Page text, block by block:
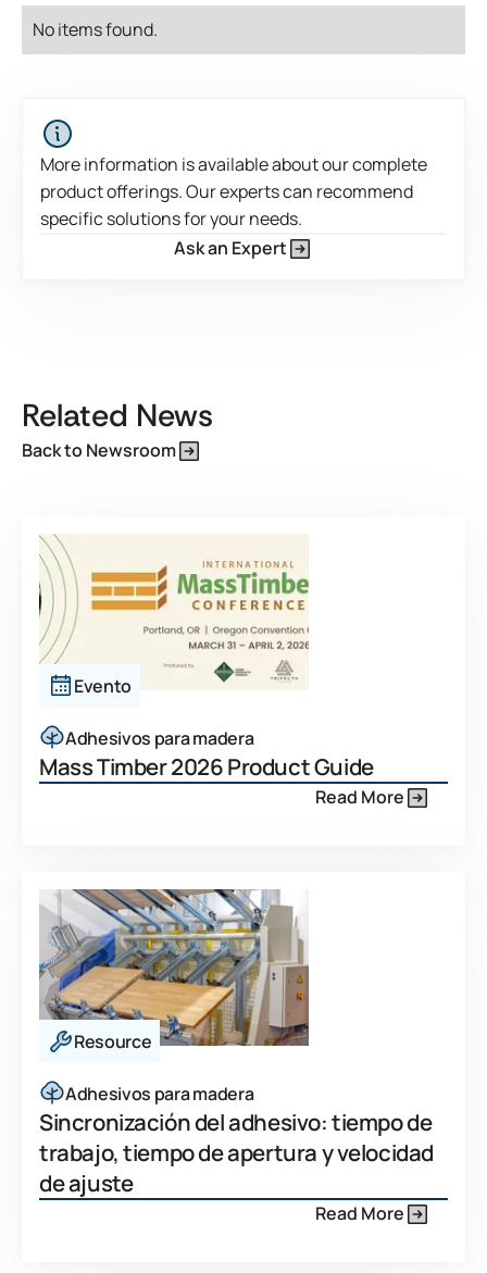
No items found.
More information is available about our complete
product offerings. Our experts can recommend
specific solutions for your needs.
Ask an Expert
Related News
Back to Newsroom
Evento
Adhesivos para madera
Mass Timber 2026 Product Guide
Read More
Resource
Adhesivos para madera
Sincronización del adhesivo: tiempo de
trabajo, tiempo de apertura y velocidad
de ajuste
Read More